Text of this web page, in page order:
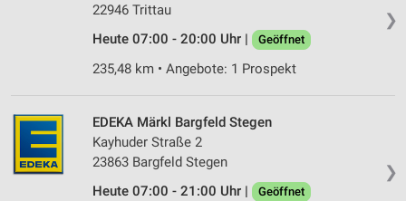
❯
22946 Trittau
Heute 07:00 - 20:00 Uhr |
Geöffnet
235,48 km • Angebote: 1 Prospekt
❯
EDEKA Märkl Bargfeld Stegen
Kayhuder Straße 2
23863 Bargfeld Stegen
Heute 07:00 - 21:00 Uhr |
Geöffnet